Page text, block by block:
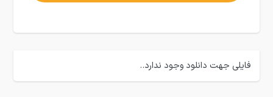
فایلی جهت دانلود وجود ندارد..